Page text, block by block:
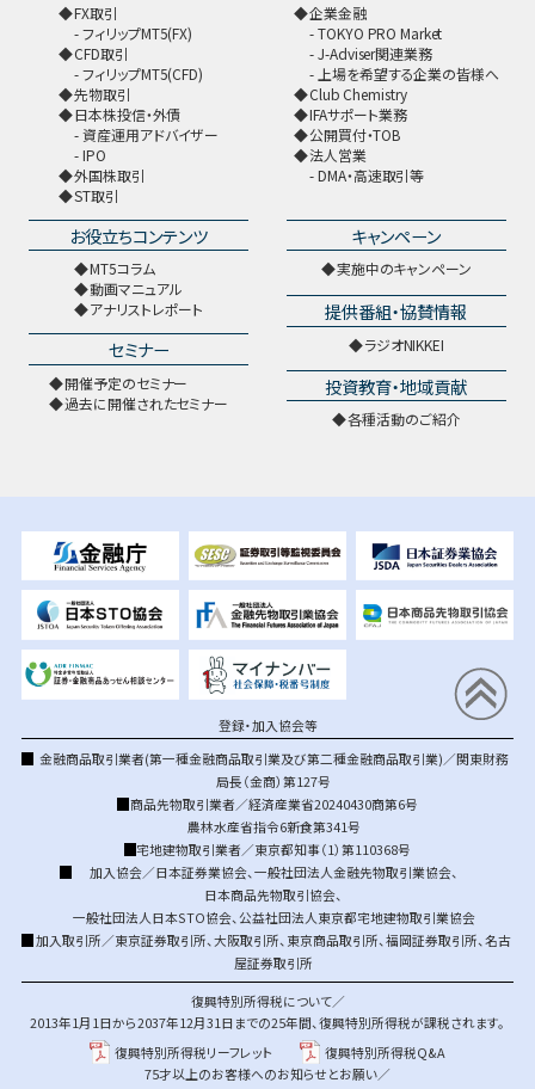
FX取引
フィリップMT5(FX)
CFD取引
フィリップMT5(CFD)
先物取引
日本株投信・外債
資産運用アドバイザー
IPO
外国株取引
ST取引
企業金融
TOKYO PRO Market
J-Adviser関連業務
上場を希望する企業の皆様へ
Club Chemistry
IFAサポート業務
公開買付・TOB
法人営業
DMA・高速取引等
お役立ちコンテンツ
MT5コラム
動画マニュアル
アナリストレポート
セミナー
開催予定のセミナー
過去に開催されたセミナー
キャンペーン
実施中のキャンペーン
提供番組・協賛情報
ラジオNIKKEI
投資教育・地域貢献
各種活動のご紹介
登録・加入協会等
金融商品取引業者(第一種金融商品取引業及び第二種金融商品取引業)／関東財務
局長（金商）第127号
商品先物取引業者／経済産業省20240430商第6号
農林水産省指令6新食第341号
宅地建物取引業者／東京都知事（1）第110368号
加入協会／日本証券業協会、 一般社団法人金融先物取引業協会、
日本商品先物取引協会、
一般社団法人日本STO協会、 公益社団法人東京都宅地建物取引業協会
加入取引所／東京証券取引所、大阪取引所、 東京商品取引所、福岡証券取引所、名古
屋証券取引所
復興特別所得税について／
2013年1月1日から2037年12月31日までの25年間、復興特別所得税が課税されます。
復興特別所得税リーフレット
復興特別所得税Q&A
75才以上のお客様へのお知らせとお願い／